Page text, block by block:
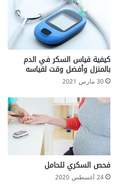
كيفية قياس السكر في الدم
بالمنزل وأفضل وقت لقياسه
30 مارس 2021
فحص السكري للحامل
24 أغسطس 2020